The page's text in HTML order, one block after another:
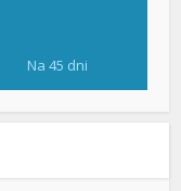
Na 45 dni